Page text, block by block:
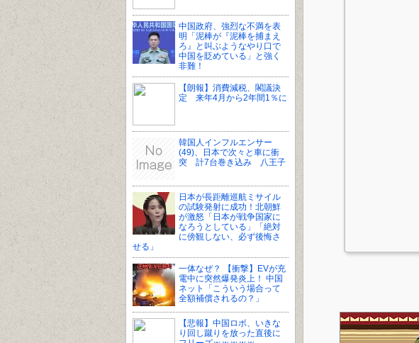
中国政府、強烈な不満を表
明「泥棒が『泥棒を捕まえ
ろ』と叫ぶようなやり口で
中国を貶めている」と強く
非難！
【朗報】消費減税、閣議決
定 来年4月から2年間1％に
韓国人インフルエンサー
(49)、日本で次々と車に衝
突 計7台巻き込み 八王子
日本が長距離巡航ミサイル
の試験発射に成功！北朝鮮
が激怒「日本が戦争国家に
なろうとしている」「絶対
に傍観しない、必ず後悔さ
せる」
一体なぜ？ 【衝撃】EVが充
電中に突然爆発炎上！ 中国
ネット「こういう場合って
全額補償されるの？」
【悲報】中国ロボ、いきな
り回し蹴りを放った直後に